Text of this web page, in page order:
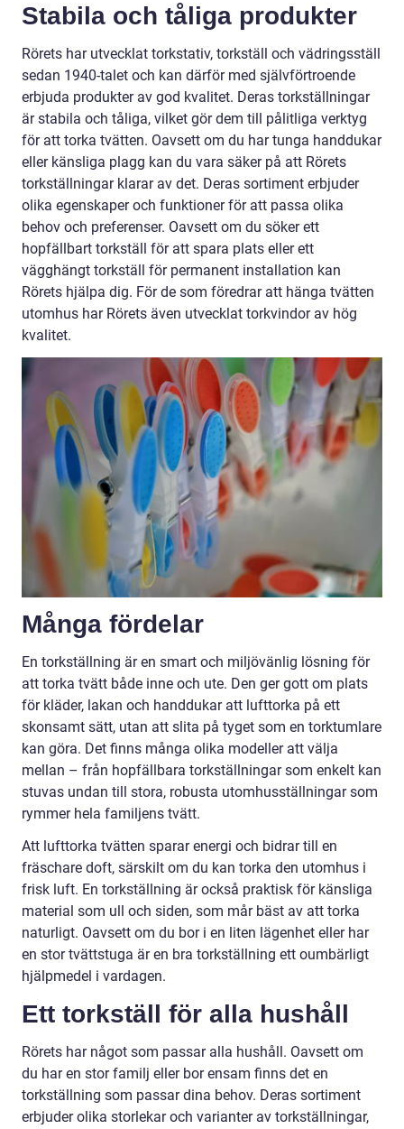
Stabila och tåliga produkter
Rörets har utvecklat torkstativ, torkställ och vädringsställ
sedan 1940-talet och kan därför med självförtroende
erbjuda produkter av god kvalitet. Deras torkställningar
är stabila och tåliga, vilket gör dem till pålitliga verktyg
för att torka tvätten. Oavsett om du har tunga handdukar
eller känsliga plagg kan du vara säker på att Rörets
torkställningar klarar av det. Deras sortiment erbjuder
olika egenskaper och funktioner för att passa olika
behov och preferenser. Oavsett om du söker ett
hopfällbart torkställ för att spara plats eller ett
vägghängt torkställ för permanent installation kan
Rörets hjälpa dig. För de som föredrar att hänga tvätten
utomhus har Rörets även utvecklat torkvindor av hög
kvalitet.
Många fördelar
En torkställning är en smart och miljövänlig lösning för
att torka tvätt både inne och ute. Den ger gott om plats
för kläder, lakan och handdukar att lufttorka på ett
skonsamt sätt, utan att slita på tyget som en torktumlare
kan göra. Det finns många olika modeller att välja
mellan – från hopfällbara torkställningar som enkelt kan
stuvas undan till stora, robusta utomhusställningar som
rymmer hela familjens tvätt.
Att lufttorka tvätten sparar energi och bidrar till en
fräschare doft, särskilt om du kan torka den utomhus i
frisk luft. En torkställning är också praktisk för känsliga
material som ull och siden, som mår bäst av att torka
naturligt. Oavsett om du bor i en liten lägenhet eller har
en stor tvättstuga är en bra torkställning ett oumbärligt
hjälpmedel i vardagen.
Ett torkställ för alla hushåll
Rörets har något som passar alla hushåll. Oavsett om
du har en stor familj eller bor ensam finns det en
torkställning som passar dina behov. Deras sortiment
erbjuder olika storlekar och varianter av torkställningar,